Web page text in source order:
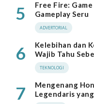
5
Free Fire:
Gameplay Seru
ADVERTORIAL
6
Kelebihan dan
Wajib Tahu
TEKNOLOGI
7
Mengenang
Legendaris